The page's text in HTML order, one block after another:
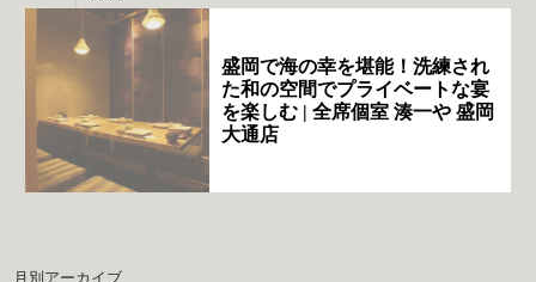
盛岡で海の幸を堪能！洗練され
た和の空間でプライベートな宴
を楽しむ | 全席個室 湊一や 盛岡
大通店
月別アーカイブ